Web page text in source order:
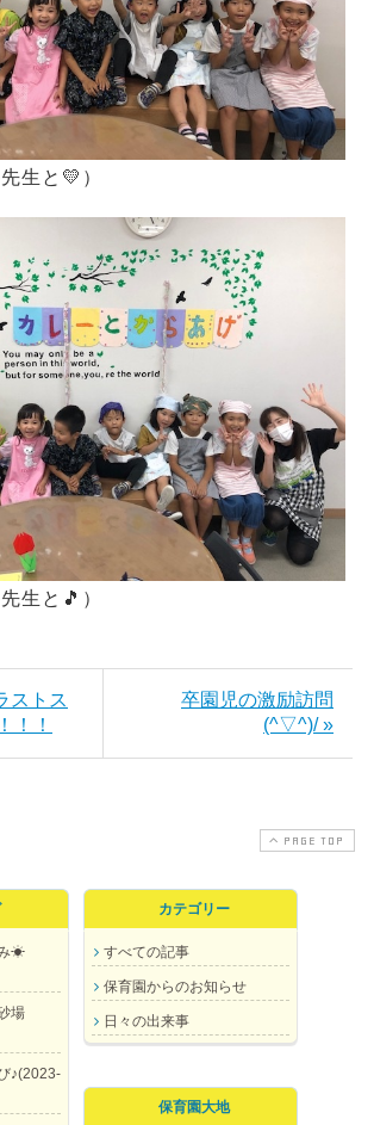
生と💛）
生と🎵）
ストス
！！
卒園児の激励訪問
(^▽^)/ »
PAGE TOP
☀
場
♪(2023-
カテゴリー
すべての記事
保育園からのお知らせ
日々の出来事
保育園大地